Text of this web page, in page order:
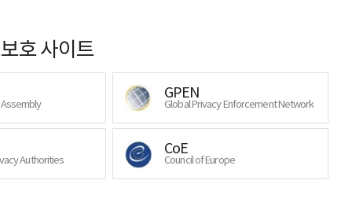
호 사이트
GPEN
Global Privacy Enforcement Network
Authorities
CoE
Council of Europe